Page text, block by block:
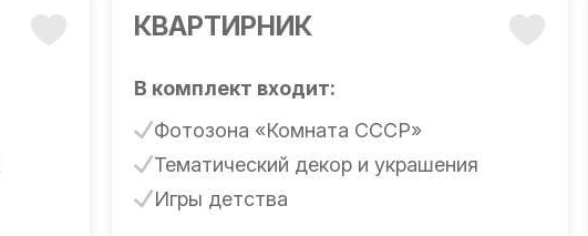
КВАРТИРНИК
В комплект входит:
Фотозона «Комната СССР»
Тематический декор и украшения
Игры детства